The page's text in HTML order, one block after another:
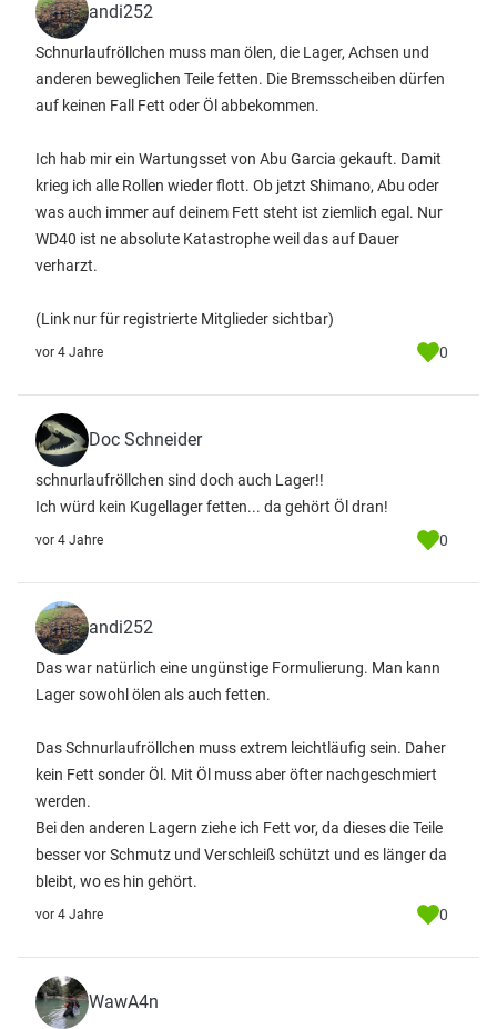
andi252
Schnurlaufröllchen muss man ölen, die Lager, Achsen und
anderen beweglichen Teile fetten. Die Bremsscheiben dürfen
auf keinen Fall Fett oder Öl abbekommen.
Ich hab mir ein Wartungsset von Abu Garcia gekauft. Damit
krieg ich alle Rollen wieder flott. Ob jetzt Shimano, Abu oder
was auch immer auf deinem Fett steht ist ziemlich egal. Nur
WD40 ist ne absolute Katastrophe weil das auf Dauer
verharzt.
(Link nur für registrierte Mitglieder sichtbar)
vor 4 Jahre 0
Doc Schneider
schnurlaufröllchen sind doch auch Lager!!
Ich würd kein Kugellager fetten... da gehört Öl dran!
vor 4 Jahre 0
andi252
Das war natürlich eine ungünstige Formulierung. Man kann
Lager sowohl ölen als auch fetten.
Das Schnurlaufröllchen muss extrem leichtläufig sein. Daher
kein Fett sonder Öl. Mit Öl muss aber öfter nachgeschmiert
werden.
Bei den anderen Lagern ziehe ich Fett vor, da dieses die Teile
besser vor Schmutz und Verschleiß schützt und es länger da
bleibt, wo es hin gehört.
vor 4 Jahre 0
WawA4n